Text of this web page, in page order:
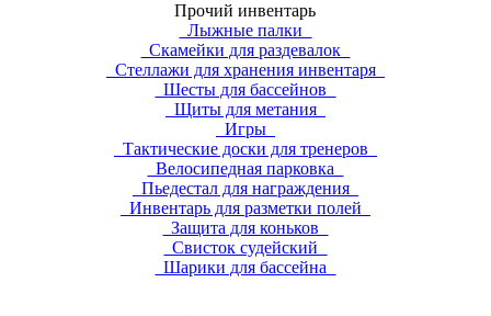
Прочий инвентарь
Лыжные палки
Скамейки для раздевалок
Стеллажи для хранения инвентаря
Шесты для бассейнов
Щиты для метания
Игры
Тактические доски для тренеров
Велосипедная парковка
Пьедестал для награждения
Инвентарь для разметки полей
Защита для коньков
Свисток судейский
Шарики для бассейна